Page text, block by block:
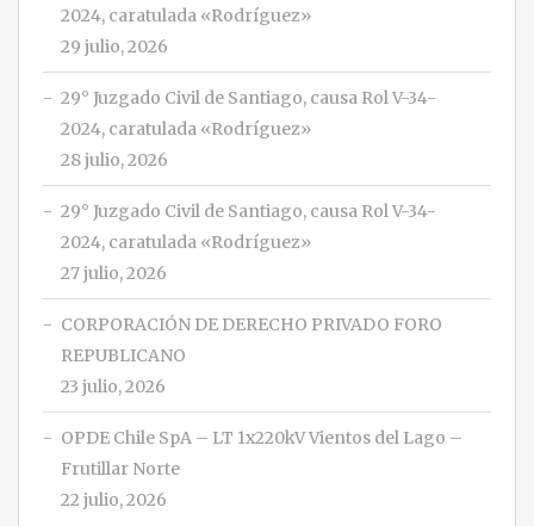
2024, caratulada «Rodríguez»
29 julio, 2026
29° Juzgado Civil de Santiago, causa Rol V-34-
2024, caratulada «Rodríguez»
28 julio, 2026
29° Juzgado Civil de Santiago, causa Rol V-34-
2024, caratulada «Rodríguez»
27 julio, 2026
CORPORACIÓN DE DERECHO PRIVADO FORO
REPUBLICANO
23 julio, 2026
OPDE Chile SpA – LT 1x220kV Vientos del Lago –
Frutillar Norte
22 julio, 2026